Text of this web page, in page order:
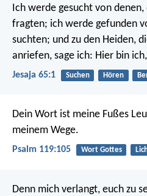
Ich werde gesucht von
fragten; ich werde gefunden
suchten; und zu den Heiden,
anriefen, sage ich: Hier bin
Jesaja 65:1 Suchen Hören
Dein Wort ist meine Fußes
meinem Wege.
Psalm 119:105 Wort Gottes
Denn mich verlangt, euch zu